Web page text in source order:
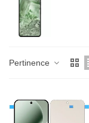
Pertinence